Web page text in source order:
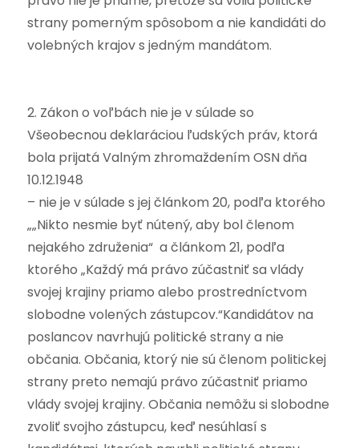
strany pomerným spôsobom a nie kandidáti do
volebných krajov s jedným mandátom.
2. Zákon o voľbách nie je v súlade so
Všeobecnou deklaráciou ľudských práv, ktorá
bola prijatá Valným zhromaždením OSN dňa
10.12.1948
– nie je v súlade s jej článkom 20, podľa ktorého
„„Nikto nesmie byť nútený, aby bol členom
nejakého združenia“ a článkom 21, podľa
ktorého „Každý má právo zúčastniť sa vlády
svojej krajiny priamo alebo prostredníctvom
slobodne volených zástupcov.“Kandidátov na
poslancov navrhujú politické strany a nie
občania. Občania, ktorý nie sú členom politickej
strany preto nemajú právo zúčastniť priamo
vlády svojej krajiny. Občania nemôžu si slobodne
zvoliť svojho zástupcu, keď nesúhlasí s